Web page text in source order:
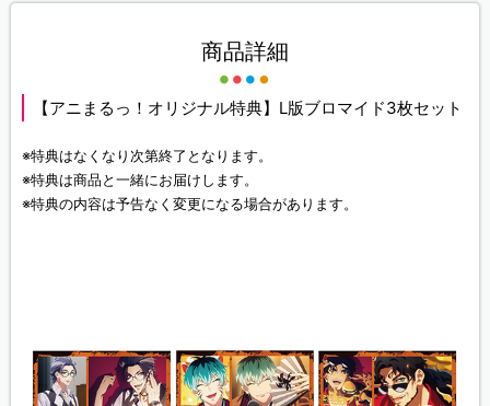
商品詳細
【アニまるっ！オリジナル特典】L版ブロマイド3枚セット
※特典はなくなり次第終了となります。
※特典は商品と一緒にお届けします。
※特典の内容は予告なく変更になる場合があります。